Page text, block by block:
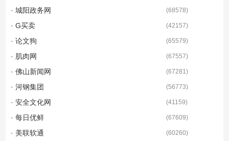
· 城阳政务网 (68578)
· G买卖 (42157)
· 论文狗 (65579)
· 肌肉网 (67557)
· 佛山新闻网 (67281)
· 河钢集团 (56773)
· 安全文化网 (41159)
· 每日优鲜 (67609)
· 美联软通 (60260)